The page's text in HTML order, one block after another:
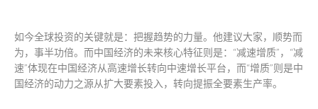
如今全球投资的关键就是：把握趋势的力量。他建议大家，顺势而
为，事半功倍。而中国经济的未来核心特征则是：“减速增质”，“减
速”体现在中国经济从高速增长转向中速增长平台，而“增质”则是中
国经济的动力之源从扩大要素投入，转向提振全要素生产率。